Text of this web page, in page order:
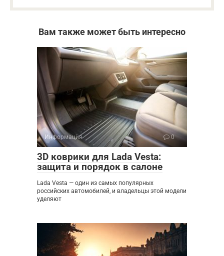
Вам также может быть интересно
Информация 0
3D коврики для Lada Vesta:
защита и порядок в салоне
Lada Vesta — один из самых популярных
российских автомобилей, и владельцы этой модели
уделяют